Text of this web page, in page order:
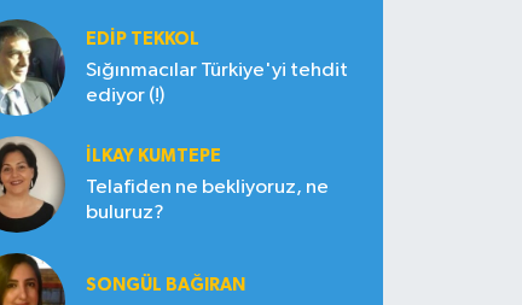
EDIP TEKKOL
Sığınmacılar Türkiye'yi tehdit
ediyor (!)
İLKAY KUMTEPE
Telafiden ne bekliyoruz, ne
buluruz?
SONGÜL BAĞIRAN